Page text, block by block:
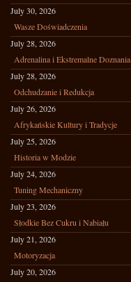
July 30, 2026
Wasze Doświadczenia
July 28, 2026
Adrenalina i Ekstremalne Doznania
July 28, 2026
Odchudzanie i Redukcja
July 26, 2026
Afrykańskie Kultury i Tradycje
July 25, 2026
Historia w Modzie
July 24, 2026
Tuning Mechaniczny
July 23, 2026
Słodkie Bez Cukru i Nabiału
July 21, 2026
Motoryzacja
July 20, 2026